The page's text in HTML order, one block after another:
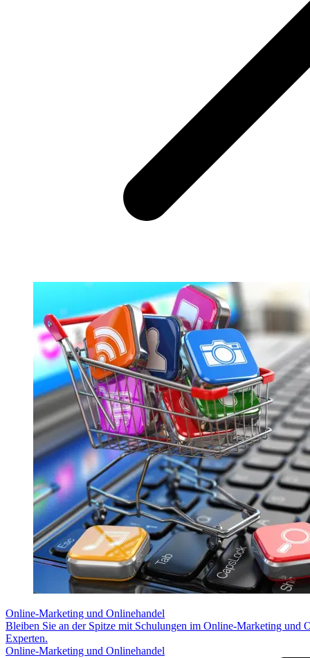
Online-Marketing und Onlinehandel
Bleiben Sie an der Spitze mit Schulungen im Online-Marketing und
Experten.
Online-Marketing und Onlinehandel